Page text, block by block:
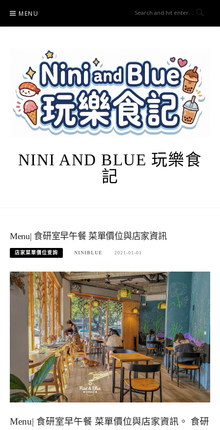
content
MENU
NINI AND BLUE 玩樂食
記
Menu| 食研室早午餐 菜單價位與店家資訊
店家菜單價位查詢 NINIBLUE 2021-01-01
Menu| 食研室早午餐 菜單價位與店家資訊。 食研